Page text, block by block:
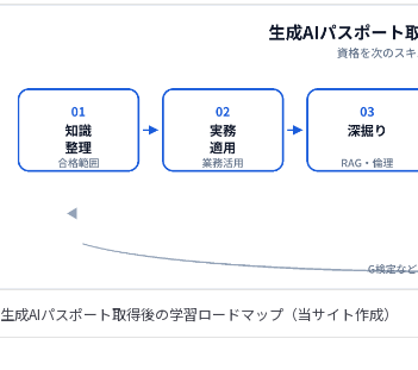
生成AIパスポート取得後の学習ロードマップ（当サイト作成）